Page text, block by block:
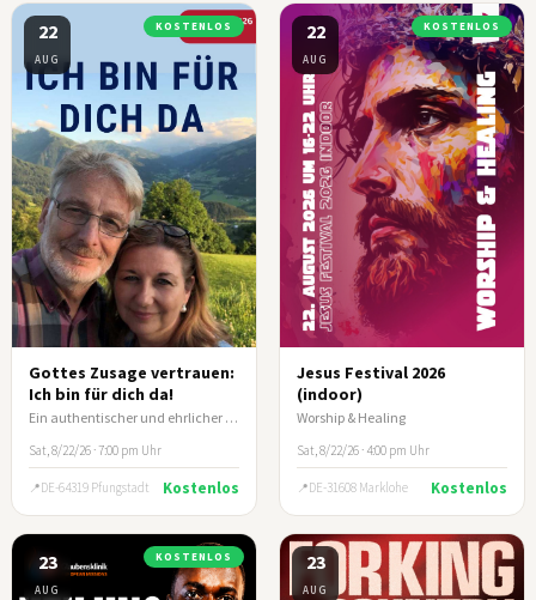
22
AUG
KOSTENLOS
Gottes Zusage vertrauen:
Ich bin für dich da!
Ein authentischer und ehrlicher Lebensbericht von Ehepaar Klein
Sat, 8/22/26 · 7:00 pm Uhr
DE-64319 Pfungstadt Kostenlos
22
AUG
KOSTENLOS
Jesus Festival 2026
(indoor)
Worship & Healing
Sat, 8/22/26 · 4:00 pm Uhr
DE-31608 Marklohe Kostenlos
23
AUG
KOSTENLOS 23
AUG